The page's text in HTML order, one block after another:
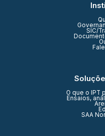
SIC/
O que o IPT
Ensaios,
SAA